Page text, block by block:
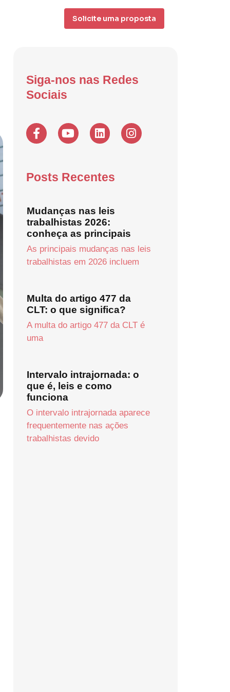
Solicite uma proposta
Siga-nos nas Redes
Sociais
Posts Recentes
Mudanças nas leis
trabalhistas 2026:
conheça as principais
As principais mudanças nas leis
trabalhistas em 2026 incluem
Multa do artigo 477 da
CLT: o que significa?
A multa do artigo 477 da CLT é
uma
Intervalo intrajornada: o
que é, leis e como
funciona
O intervalo intrajornada aparece
frequentemente nas ações
trabalhistas devido